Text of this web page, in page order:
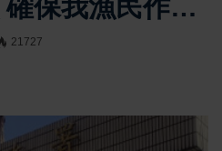
21727